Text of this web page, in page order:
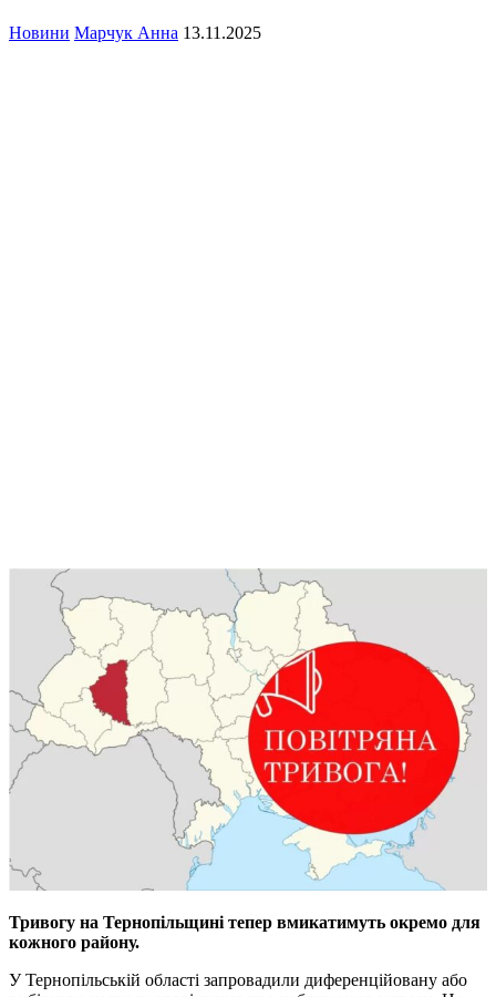
Новини Марчук Анна 13.11.2025
Тривогу на Тернопільщині тепер вмикатимуть окремо для
кожного району.
У Тернопільській області запровадили диференційовану або